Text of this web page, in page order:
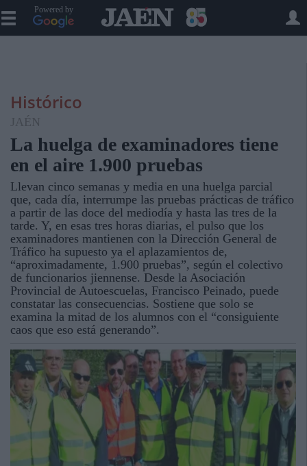
Powered by
Histórico
JAÉN
La huelga de examinadores tiene
en el aire 1.900 pruebas
Llevan cinco semanas y media en una huelga parcial
que, cada día, interrumpe las pruebas prácticas de tráfico
a partir de las doce del mediodía y hasta las tres de la
tarde. Y, en esas tres horas diarias, el pulso que los
examinadores mantienen con la Dirección General de
Tráfico ha supuesto ya el aplazamientos de,
“aproximadamente, 1.900 pruebas”, según el colectivo
de funcionarios jiennense. Desde la Asociación
Provincial de Autoescuelas, Francisco Peinado, puede
constatar las consecuencias. Sostiene que solo se
examina la mitad de los alumnos con el “consiguiente
caos que eso está generando”.